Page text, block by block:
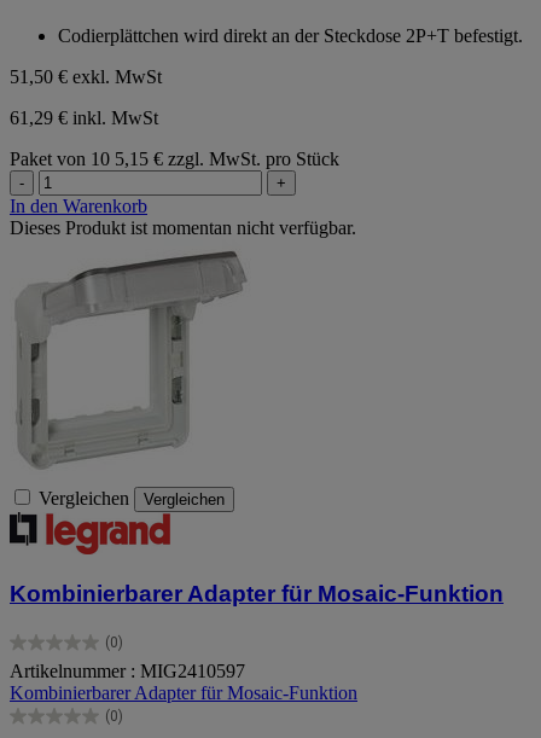
Codierplättchen wird direkt an der Steckdose 2P+T befestigt.
51,50 € exkl. MwSt
61,29 € inkl. MwSt
Paket von 10 5,15 € zzgl. MwSt. pro Stück
- +
In den Warenkorb
Dieses Produkt ist momentan nicht verfügbar.
Vergleichen Vergleichen
Kombinierbarer Adapter für Mosaic-Funktion
(0)
0.0
von
5
Sternen.
Artikelnummer : MIG2410597
Kombinierbarer Adapter für Mosaic-Funktion
(0)
0.0